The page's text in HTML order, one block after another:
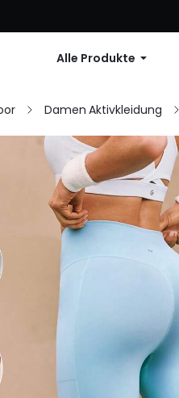
Erste
Alle Produkte
Damen Aktivkleidung